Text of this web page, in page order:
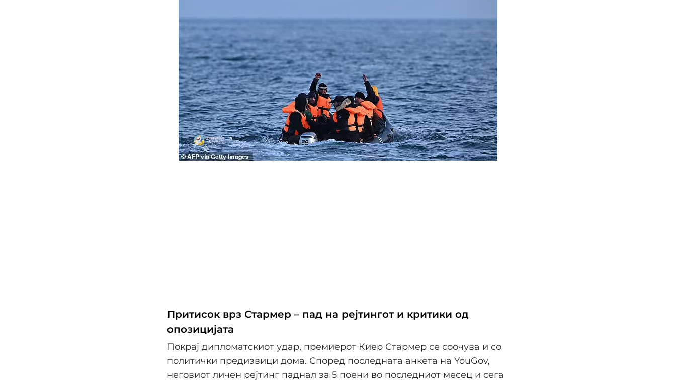
Притисок врз Стармер – пад на рејтингот и критики од
опозицијата
Покрај дипломатскиот удар, премиерот Киер Стармер се соочува и со
политички предизвици дома. Според последната анкета на YouGov,
неговиот личен рејтинг паднал за 5 поени во последниот месец и сега